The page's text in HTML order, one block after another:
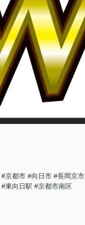
#京都市 #向日市 #長岡京市
#東向日駅 #京都市南区